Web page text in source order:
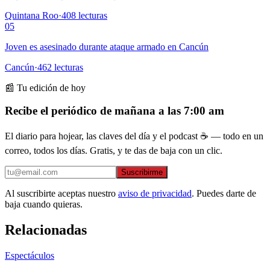
Quintana Roo·408 lecturas
05
Joven es asesinado durante ataque armado en Cancún
Cancún·462 lecturas
📰 Tu edición de hoy
Recibe el periódico de mañana a las 7:00 am
El diario para hojear, las claves del día y el podcast ☕ — todo en un
correo, todos los días. Gratis, y te das de baja con un clic.
Suscribirme
Al suscribirte aceptas nuestro aviso de privacidad. Puedes darte de
baja cuando quieras.
Relacionadas
Espectáculos